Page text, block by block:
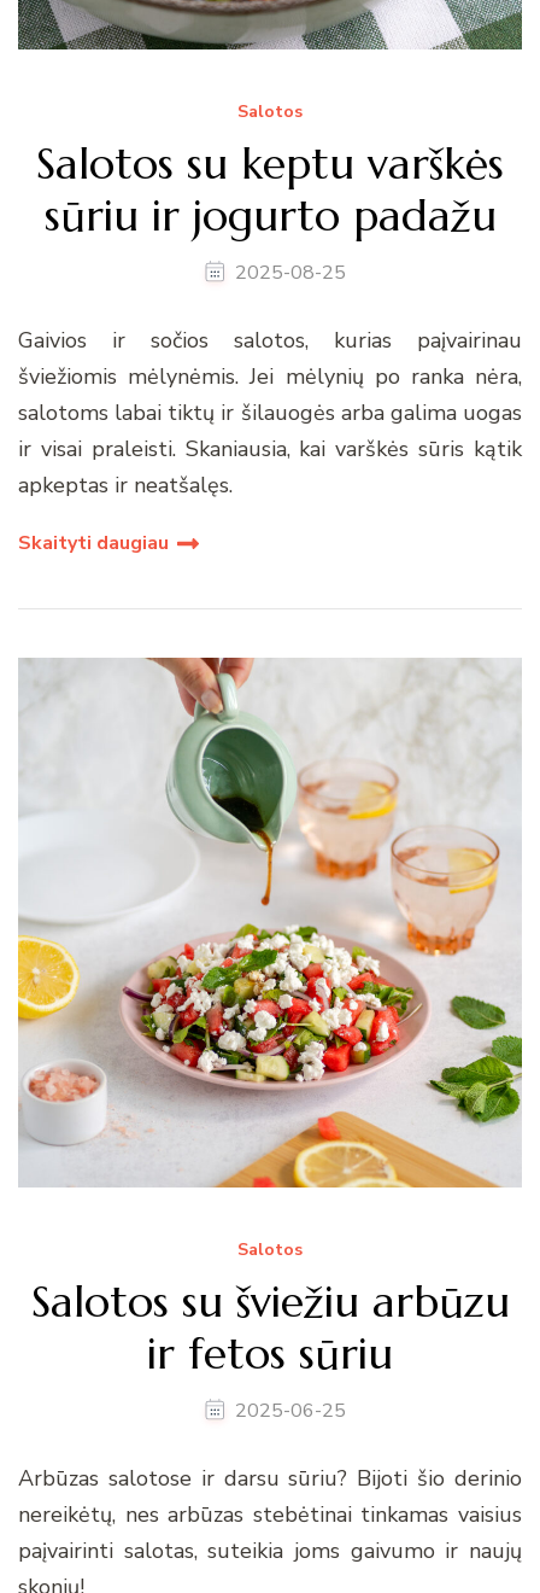
Salotos
Salotos su keptu varškės
sūriu ir jogurto padažu
2025-08-25
Gaivios ir sočios salotos, kurias paįvairinau
šviežiomis mėlynėmis. Jei mėlynių po ranka nėra,
salotoms labai tiktų ir šilauogės arba galima uogas
ir visai praleisti. Skaniausia, kai varškės sūris kątik
apkeptas ir neatšalęs.
Skaityti daugiau
Salotos
Salotos su šviežiu arbūzu
ir fetos sūriu
2025-06-25
Arbūzas salotose ir darsu sūriu? Bijoti šio derinio
nereikėtų, nes arbūzas stebėtinai tinkamas vaisius
paįvairinti salotas, suteikia joms gaivumo ir naujų